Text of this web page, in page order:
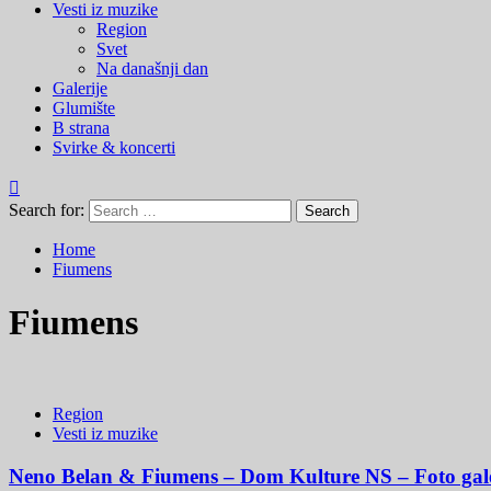
Vesti iz muzike
Region
Svet
Na današnji dan
Galerije
Glumište
B strana
Svirke & koncerti
Search for:
Home
Fiumens
Fiumens
Region
Vesti iz muzike
Neno Belan & Fiumens – Dom Kulture NS – Foto